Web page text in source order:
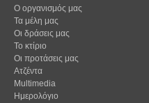
Ο οργανισμός μας
Τα μέλη μας
Οι δράσεις μας
Το κτίριο
Οι προτάσεις μας
Ατζέντα
Multimedia
Ημερολόγιο